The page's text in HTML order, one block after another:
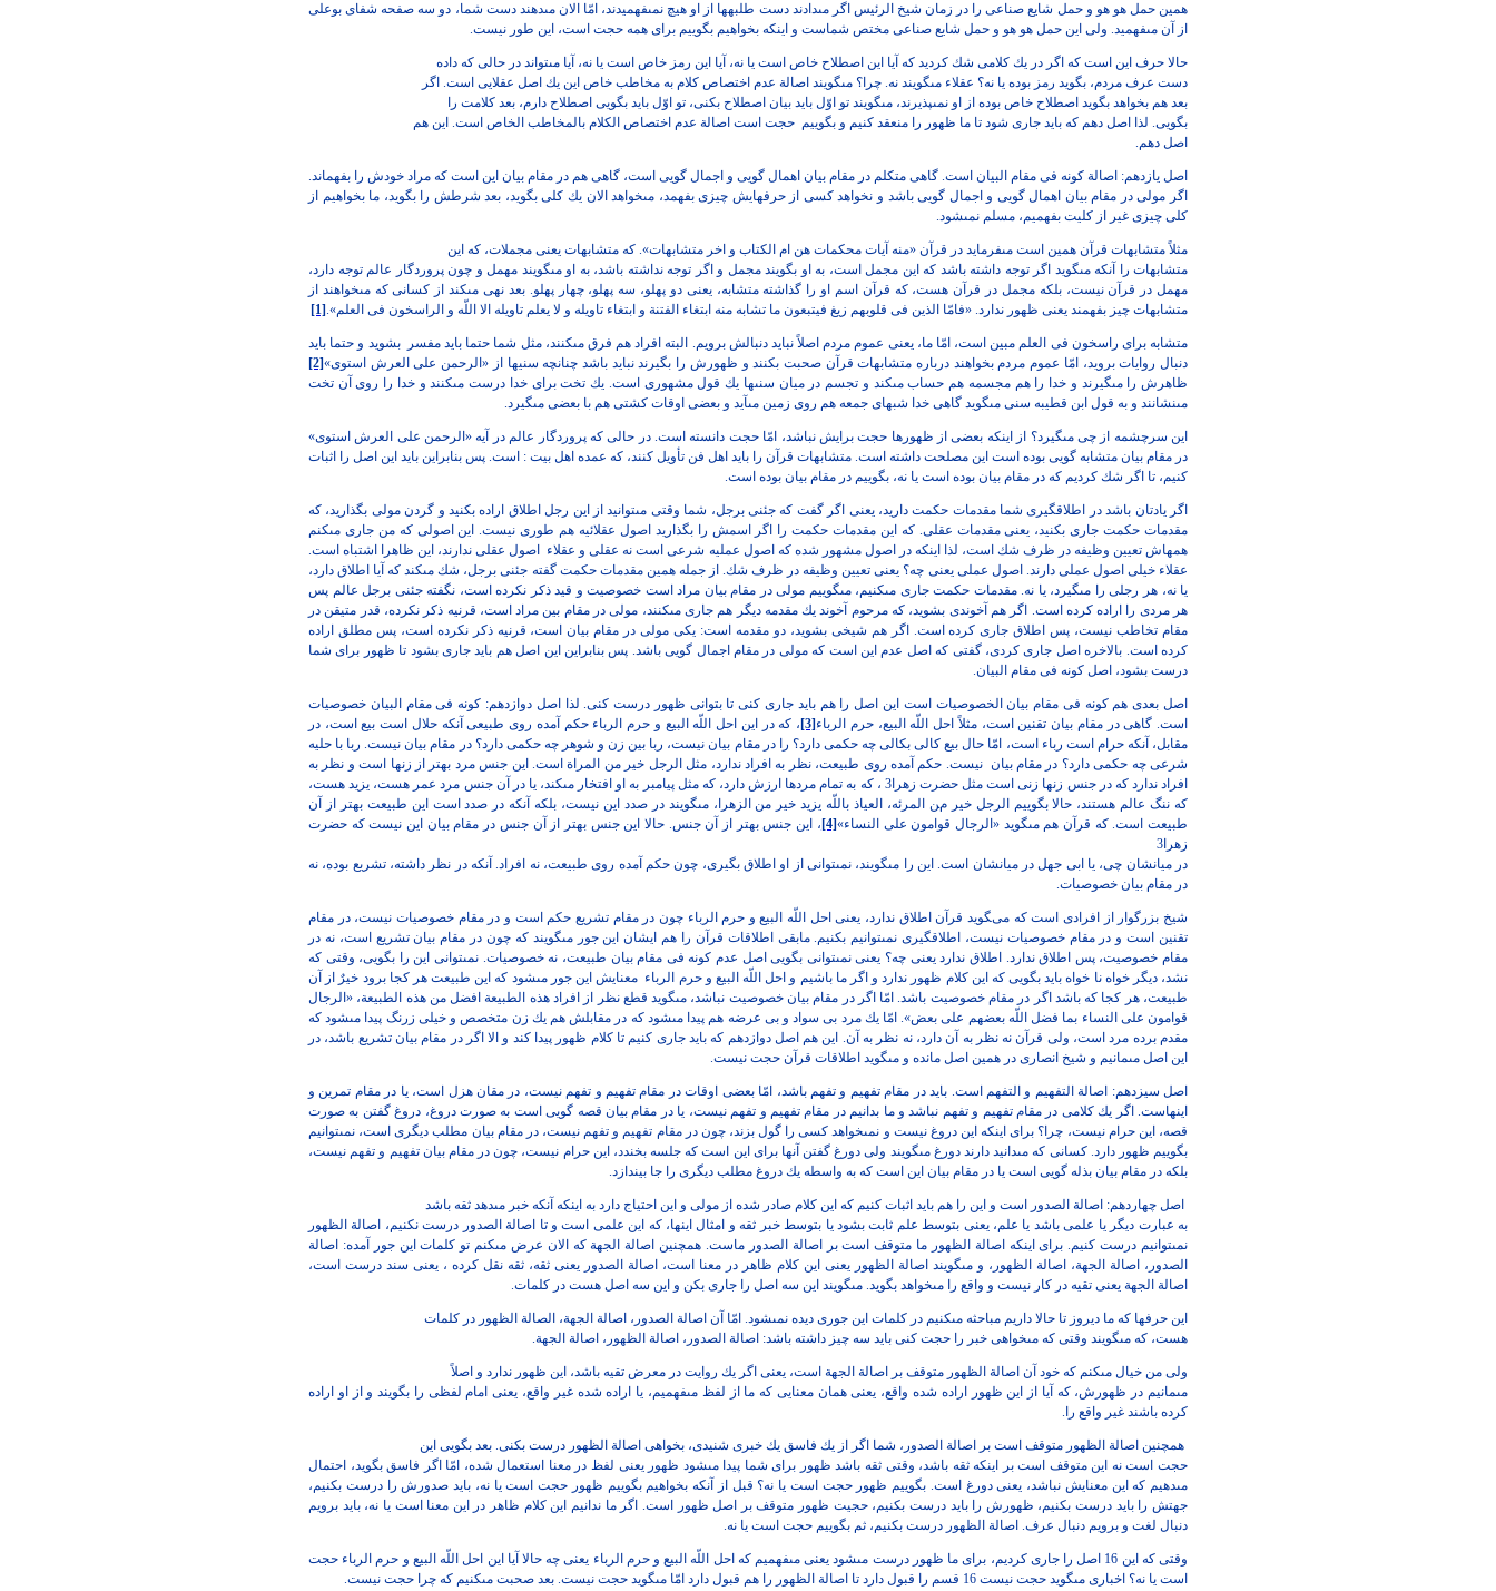
همين حمل هو هو و حمل شايع صناعى را در زمان شيخ الرئيس اگر مى‏دادند دست طلبه‏ها از او هيچ نمى‏فهميدند، امّا الان مى‏دهند دست شما، دو سه صفحه شفاى بوعلى
از آن مى‏فهميد. ولى اين حمل هو هو و حمل شايع صناعى مختص شماست و اينكه بخواهيم بگوييم براى همه حجت است، اين طور نيست.
حالا حرف اين است كه اگر در يك كلامى شك كرديد كه آيا اين اصطلاح خاص است يا نه، آيا اين رمز خاص است يا نه، آيا مى‏تواند در حالى كه داده
دست عرف مردم، بگويد رمز بوده يا نه؟ عقلاء مى‏گويند نه. چرا؟ مى‏گويند اصالة عدم اختصاص كلام به مخاطب خاص اين يك اصل عقلايى است. اگر
بعد هم بخواهد بگويد اصطلاح خاص بوده از او نمى‏پذيرند، مى‏گويند تو اوّل بايد بيان اصطلاح بكنى، تو اوّل بايد بگويى اصطلاح دارم، بعد كلامت را
بگويى. لذا اصل دهم كه بايد جارى شود تا ما ظهور را منعقد كنيم و بگوييم حجت است اصالة عدم اختصاص الكلام بالمخاطب الخاص است. اين هم
اصل دهم.
اصل يازدهم: اصالة كونه فى مقام البيان است. گاهى متكلم در مقام بيان اهمال گويى و اجمال گويى است، گاهى هم در مقام بيان اين است كه مراد خودش را بفهماند.
اگر مولى در مقام بيان اهمال گويى و اجمال گويى باشد و نخواهد كسى از حرفهايش چيزى بفهمد، مى‏خواهد الان يك كلى بگويد، بعد شرطش را بگويد، ما بخواهيم از
كلى چيزى غير از كليت بفهميم، مسلم نمى‏شود.
مثلاً متشابهات قرآن همين است مى‏فرمايد در قرآن «منه آيات محكمات هن ام الكتاب و اخر متشابهات». كه متشابهات يعنى مجملات، كه اين
متشابهات را آنكه مى‏گويد اگر توجه داشته باشد كه اين مجمل است، به او بگويند مجمل و اگر توجه نداشته باشد، به او مى‏گويند مهمل و چون پروردگار عالم توجه دارد،
مهمل در قرآن نيست، بلكه مجمل در قرآن هست، كه قرآن اسم
او را گذاشته متشابه، يعنى دو پهلو، سه پهلو، چهار پهلو. بعد نهى مى‏كند از كسانى كه مى‏خواهند از
متشابهات چيز بفهمند يعنى ظهور ندارد. «فامّا الذين فى قلوبهم زيغ فيتبعون ما تشابه منه ابتغاء الفتنة و ابتغاء تاويله و لا يعلم تاويله الا اللّه‏ و الراسخون فى العلم». [1]
متشابه براى راسخون فى العلم مبين است، امّا ما، يعنى عموم مردم اصلاً نبايد دنبالش برويم. البته افراد هم فرق مى‏كنند، مثل شما حتما بايد مفسر
بشويد و حتما بايد
دنبال روايات برويد، امّا عموم مردم بخواهند درباره متشابهات قرآن صحبت بكنند و ظهورش را بگيرند نبايد باشد چنانچه سنيها از «الرحمن على العرش استوى»[2]
ظاهرش را مى‏گيرند و خدا را هم مجسمه هم حساب مى‏كند و تجسم در ميان سنى‏ها يك قول مشهورى است. يك تخت براى خدا درست مى‏كنند و خدا را روى آن تخت
مى‏نشانند و به قول ابن قطيبه سنى مى‏گويد گاهى خدا شبهاى جمعه هم روى زمين مى‏آيد و بعضى اوقات كشتى هم با بعضى مى‏گيرد.
اين سرچشمه از چى مى‏گيرد؟ از اينكه بعضى از ظهورها حجت برايش نباشد، امّا حجت دانسته است. در حالى كه پروردگار عالم در آيه «الرحمن على العرش استوى»
در مقام بيان متشابه گويى بوده است اين مصلحت داشته است. متشابهات قرآن را بايد اهل فن تأويل كنند، كه عمده اهل بيت : است. پس بنابراين بايد اين اصل را اثبات
كنيم، تا اگر شك كرديم كه در مقام بيان بوده است يا نه، بگوييم در مقام بيان بوده است.
اگر يادتان باشد در اطلاق‏گيرى شما مقدمات حكمت داريد، يعنى اگر گفت كه جئنى برجل، شما وقتى مى‏توانيد از اين رجل اطلاق اراده بكنيد و گردن مولى بگذاريد، كه
مقدمات حكمت جارى بكنيد، يعنى مقدمات عقلى. كه اين مقدمات حكمت را اگر اسمش را بگذاريد اصول عقلائيه هم طورى نيست. اين اصولى كه من جارى مى‏كنم
همه‏اش تعيين وظيفه در ظرف شك است، لذا
اينكه در اصول مشهور شده كه اصول عمليه شرعى است نه عقلى و عقلاء
اصول عقلى ندارند، اين ظاهرا اشتباه است.
عقلاء خيلى اصول عملى دارند. اصول عملى يعنى چه؟ يعنى تعيين وظيفه در ظرف شك. از جمله همين مقدمات حكمت گفته جئنى برجل، شك مى‏كند كه آيا اطلاق دارد،
يا نه، هر رجلى را مى‏گيرد، يا نه. مقدمات حكمت جارى مى‏كنيم، مى‏گوييم مولى در مقام بيان مراد است خصوصيت و قيد ذكر نكرده است، نگفته جئنى برجل عالم پس
هر مردى را اراده كرده است. اگر هم آخوندى بشويد، كه مرحوم آخوند يك مقدمه ديگر هم جارى مى‏كنند، مولى در مقام بين مراد است، قرنيه ذكر نكرده، قدر متيقن در
مقام تخاطب نيست، پس اطلاق جارى كرده است. اگر هم شيخى بشويد، دو مقدمه است: يكى مولى در مقام بيان است، قرنيه ذكر نكرده است، پس مطلق اراده
كرده است. بالاخره اصل جارى كردى، گفتى كه اصل عدم اين است كه مولى در مقام اجمال گويى باشد. پس بنابراين اين اصل هم بايد جارى بشود تا ظهور براى شما
درست بشود، اصل كونه فى مقام البيان.
اصل بعدى هم كونه فى مقام بيان الخصوصيات است اين اصل را هم بايد جارى كنى تا بتوانى ظهور درست كنى. لذا اصل دوازدهم: كونه فى مقام البيان خصوصيات
است. گاهى در مقام بيان تقنين است، مثلاً احل اللّه‏ البيع، حرم
الرباء [3] ، كه در اين احل اللّه‏ البيع و حرم الرباء حكم آمده روى طبيعى آنكه حلال است بيع است، در
مقابل، آنكه حرام است رباء است، امّا حال بيع كالى بكالى چه حكمى دارد؟ را در مقام بيان نيست، ربا بين زن و شوهر چه حكمى دارد؟ در مقام بيان نيست. ربا با حليه
شرعى چه حكمى دارد؟ در مقام بيان نيست. حكم آمده روى طبيعت، نظر به افراد ندارد، مثل الرجل خير من المراة است. اين جنس مرد بهتر از زنها است و نظر به
افراد ندارد كه در جنس زنها زنى است مثل حضرت زهرا3 ، كه به تمام مردها ارزش دارد، كه مثل پيامبر به او
افتخار مى‏كند، يا در آن جنس مرد عمر هست، يزيد هست،
كه ننگ عالم هستند، حالا بگوييم الرجل خير من المرئه، العياذ باللّه‏ يزيد خير من الزهرا، مى‏گويند در صدد اين نيست، بلكه آنكه در صدد است اين طبيعت بهتر از آن
طبيعت است. كه قرآن هم مى‏گويد «الرجال قوامون على النساء»[4] ، اين جنس بهتر از آن جنس. حالا اين جنس بهتر از آن جنس در مقام بيان اين نيست كه حضرت
زهرا3
در ميانشان چى، يا ابى جهل در ميانشان است. اين را مى‏گويند، نمى‏توانى از او اطلاق بگيرى، چون حكم آمده روى طبيعت، نه افراد. آنكه در نظر داشته، تشريع بوده، نه
در مقام بيان خصوصيات.
شيخ بزرگوار از افرادى است كه مى‏گويد قرآن اطلاق ندارد، يعنى احل اللّه‏ البيع و حرم الرباء چون در مقام تشريع حكم است و در مقام خصوصيات نيست، در مقام
تقنين است و در مقام خصوصيات نيست، اطلاق‏گيرى نمى‏توانيم بكنيم. مابقى اطلاقات قرآن را هم ايشان اين جور مى‏گويند كه چون در مقام بيان تشريع است، نه در
مقام خصوصيت، پس اطلاق ندارد. اطلاق ندارد يعنى چه؟ يعنى نمى‏توانى بگويى اصل عدم كونه فى مقام بيان طبيعت، نه خصوصيات. نمى‏توانى اين را بگويى، وقتى كه
نشد، ديگر خواه نا خواه بايد بگويى كه اين كلام ظهور ندارد و اگر ما باشيم و احل اللّه‏ البيع و حرم الرباء معنايش اين جور مى‏شود كه اين طبيعت هر كجا برود خيرٌ از آن
طبيعت، هر كجا كه باشد اگر در مقام خصوصيت باشد. امّا اگر در مقام بيان خصوصيت نباشد، مى‏گويد قطع نظر از افراد هذه الطبيعة افضل من هذه الطبيعة، «الرجال
قوامون على النساء بما فضل اللّه‏ بعضهم على بعض». امّا يك مرد بى سواد و بى عرضه هم پيدا مى‏شود كه در مقابلش هم يك زن متخصص و خيلى زرنگ پيدا مى‏شود كه
مقدم برده مرد است، ولى قرآن نه نظر به آن دارد، نه نظر به آن. اين هم اصل دوازدهم كه بايد جارى كنيم تا كلام ظهور پيدا كند و الا اگر در مقام بيان تشريع باشد، در
اين اصل مى‏مانيم و شيخ انصارى در همين اصل مانده و مى‏گويد اطلاقات قرآن حجت نيست.
اصل سيزدهم: اصالة التفهيم و التفهم است. بايد در مقام تفهيم و تفهم باشد، امّا بعضى اوقات در مقام تفهيم و تفهم نيست، در مقان هزل است، يا در مقام تمرين و
اينهاست. اگر يك كلامى در مقام تفهيم و تفهم نباشد و ما بدانيم در مقام تفهيم و تفهم نيست، يا در مقام بيان قصه گويى است به صورت دروغ، دروغ گفتن به صورت
قصه، اين حرام نيست، چرا؟ براى اينكه اين دروغ نيست و نمى‏خواهد كسى را گول بزند، چون در مقام تفهيم و تفهم نيست، در مقام بيان مطلب ديگرى است، نمى‏توانيم
بگوييم ظهور دارد. كسانى كه مى‏دانيد دارند دورغ مى‏گويند ولى دورغ گفتن آنها براى اين است كه جلسه بخندد، اين حرام نيست، چون در مقام بيان تفهيم و تفهم نيست،
بلكه در مقام بيان بذله گويى است يا در مقام بيان اين است كه به واسطه يك دروغ مطلب ديگرى را جا بيندازد.
اصل چهاردهم: اصالة الصدور است و اين را هم بايد اثبات كنيم كه اين كلام صادر شده از مولى و اين احتياج دارد به اينكه آنكه خبر مى‏دهد ثقه باشد
به عبارت ديگر يا علمى باشد يا علم، يعنى بتوسط علم ثابت بشود يا بتوسط خبر ثقه و امثال اينها، كه اين علمى است و تا اصالة الصدور درست نكنيم، اصالة الظهور
نمى‏توانيم درست كنيم. براى اينكه اصالة الظهور ما متوقف است بر اصالة الصدور ماست. همچنين اصالة الجهة كه الان عرض مى‏كنم تو كلمات اين جور آمده: اصالة
الصدور، اصالة الجهة، اصالة الظهور، و مى‏گويند اصالة الظهور يعنى اين كلام ظاهر در معنا است، اصالة الصدور يعنى ثقه، ثقه نقل كرده ، يعنى سند درست است،
اصالة الجهة يعنى تقيه در كار نيست و واقع را مى‏خواهد بگويد. مى‏گويند اين سه اصل را جارى بكن و اين سه اصل هست در كلمات.
اين حرفها كه ما ديروز تا حالا داريم مباحثه مى‏كنيم در كلمات اين جورى ديده نمى‏شود. امّا آن اصالة الصدور، اصالة الجهة، الصالة الظهور در كلمات
هست، كه مى‏گويند وقتى كه مى‏خواهى خبر را حجت كنى بايد سه چيز داشته باشد: اصالة الصدور، اصالة الظهور، اصالة الجهة.
ولى من خيال مى‏كنم كه خود آن اصالة الظهور متوقف بر اصالة الجهة است، يعنى اگر يك روايت در معرض تقيه باشد، اين ظهور ندارد و اصلاً
مى‏مانيم در ظهورش، كه آيا از اين ظهور اراده شده واقع، يعنى همان معنايى كه ما از لفظ مى‏فهميم، يا اراده شده غير واقع، يعنى امام لفظى را بگويند و از او
اراده
كرده باشند غير واقع را.
همچنين اصالة الظهور متوقف است بر اصالة الصدور، شما اگر از يك فاسق يك خبرى شنيدى، بخواهى اصالة الظهور درست بكنى. بعد بگويى اين
حجت است نه اين متوقف است بر اينكه ثقه باشد، وقتى ثقه باشد ظهور براى شما پيدا مى‏شود ظهور يعنى لفظ در معنا استعمال شده، امّا اگر فاسق بگويد، احتمال
مى‏دهيم كه اين معنايش نباشد، يعنى دورغ است. بگوييم ظهور حجت است يا نه؟ قبل از آنكه بخواهيم بگوييم ظهور حجت است يا نه، بايد صدورش را درست بكنيم،
جهتش را بايد درست بكنيم، ظهورش را بايد درست بكنيم، حجيت ظهور متوقف بر اصل ظهور است. اگر ما ندانيم اين كلام ظاهر در اين معنا است يا نه، بايد برويم
دنبال لغت و برويم دنبال عرف. اصالة الظهور درست بكنيم، ثم بگوييم حجت است يا نه.
وقتى كه اين 16 اصل را جارى كرديم، براى ما ظهور درست مى‏شود يعنى مى‏فهميم كه احل اللّه‏ البيع و حرم الرباء يعنى چه حالا آيا اين احل اللّه‏ البيع و حرم الرباء حجت
است يا نه؟ اخبارى مى‏گويد حجت نيست 16 قسم را قبول
دارد تا اصالة الظهور را هم قبول دارد امّا مى‏گويد حجت نيست. بعد صحبت مى‏كنيم كه چرا حجت نيست.